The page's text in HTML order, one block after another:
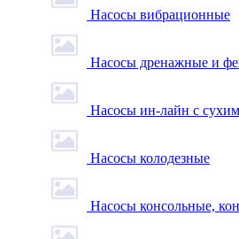
Насосы вибрационные
Насосы дренажные и
Насосы ин-лайн с
Насосы колодезные
Насосы консольные,